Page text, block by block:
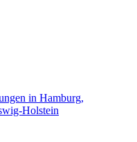
in Hamburg,
Holstein